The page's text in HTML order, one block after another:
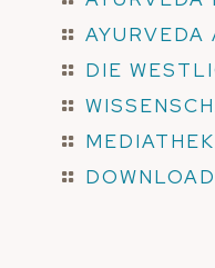
AYURVEDA
DIE
MEDIATHEK